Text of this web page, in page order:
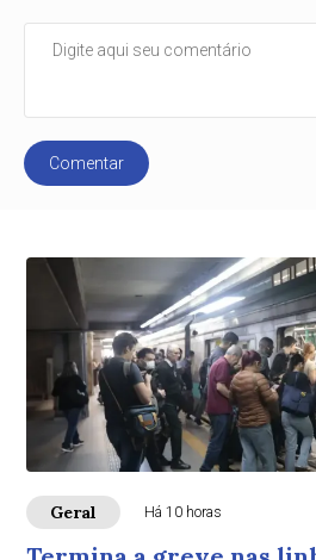
Comentar
Geral Há 10 horas